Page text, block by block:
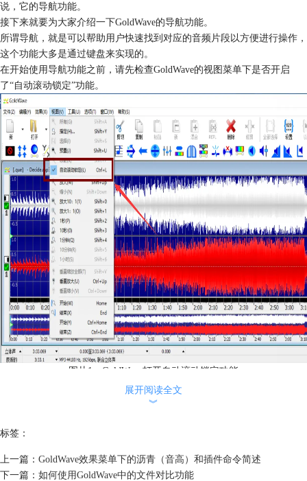
说，它的导航功能。
接下来就要为大家介绍一下GoldWave的导航功能。
所谓导航，就是可以帮助用户快速找到对应的音频片段以方便进行操作，
这个功能大多是通过键盘来实现的。
在开始使用导航功能之前，请先检查GoldWave的视图菜单下是否开启
了“自动滚动锁定”功能。
图片1：GoldWave打开自动滚动锁定功能
下面是几个比较常用的导航功能。
文件，在键盘上同时敲击两个键，就会出现出现一个设置对话框，在对话
速剪辑音频，请参考：用GoldWave进行音频剪切操作
展开阅读全文
︾
标签：
上一篇： GoldWave效果菜单下的沥青（音高）和插件命令简述
下一篇： 如何使用GoldWave中的文件对比功能